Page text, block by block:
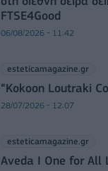
FTSE4Good
06/08/2026 - 11:42
esteticamagazine.gr
“Kokoon Loutraki
28/07/2026 - 12:07
esteticamagazine.gr
Aveda I One for All